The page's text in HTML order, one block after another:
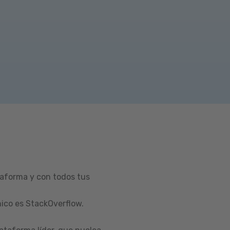
y con todos tus
es StackOverflow.